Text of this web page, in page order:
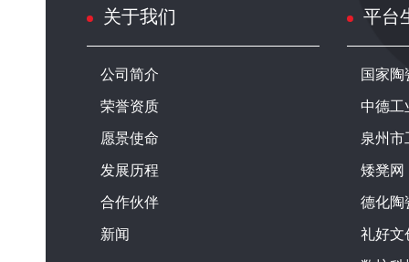
关于我们
公司简介
荣誉资质
愿景使命
发展历程
合作伙伴
新闻
平台
国家
中德工
泉州市
矮凳网
德化陶
礼好文